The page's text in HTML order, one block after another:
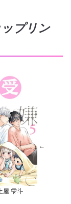
ップリン
←
屋 雫斗